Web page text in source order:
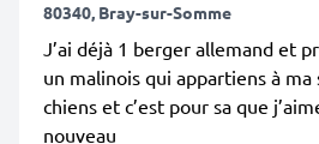
80340, Bray-sur-Somme
J’ai déjà 1 berger allemand et
un malinois qui appartiens à ma
chiens et c’est pour sa que
nouveau